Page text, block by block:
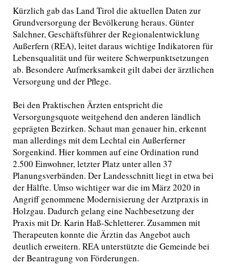
Kürzlich gab das Land Tirol die aktuellen Daten zur
Grundversorgung der Bevölkerung heraus. Günter
Salchner, Geschäftsführer der Regionalentwicklung
Außerfern (REA), leitet daraus wichtige Indikatoren für
Lebensqualität und für weitere Schwerpunktsetzungen
ab. Besondere Aufmerksamkeit gilt dabei der ärztlichen
Versorgung und der Pflege.
Bei den Praktischen Ärzten entspricht die
Versorgungsquote weitgehend den anderen ländlich
geprägten Bezirken. Schaut man genauer hin, erkennt
man allerdings mit dem Lechtal ein Außerferner
Sorgenkind. Hier kommen auf eine Ordination rund
2.500 Einwohner, letzter Platz unter allen 37
Planungsverbänden. Der Landesschnitt liegt in etwa bei
der Hälfte. Umso wichtiger war die im März 2020 in
Angriff genommene Modernisierung der Arztpraxis in
Holzgau. Dadurch gelang eine Nachbesetzung der
Praxis mit Dr. Karin Haß-Schletterer. Zusammen mit
Therapeuten konnte die Ärztin das Angebot auch
deutlich erweitern. REA unterstützte die Gemeinde bei
der Beantragung von Förderungen.